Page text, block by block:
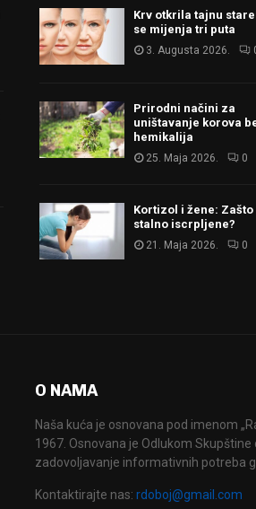
Krv otkrila tajnu
se mijenja tri puta
3. Augusta 2026.
Prirodni načini za
uništavanje korova
hemikalija
25. Maja 2026. 0
Kortizol i žene: Zašto
stalno iscrpljene?
21. Maja 2026. 0
O NAMA
Naša kuća je osnovana pod imenom
1967. Osnovana je Odlukom
zadovoljavanje informativnih potreba
Kontaktirajte nas: rdoboj@gmail.com